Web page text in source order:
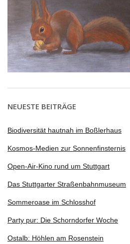
NEUESTE BEITRÄGE
Biodiversität hautnah im Boßlerhaus
Kosmos-Medien zur Sonnenfinsternis
Open-Air-Kino rund um Stuttgart
Das Stuttgarter Straßenbahnmuseum
Sommeroase im Schlosshof
Party pur: Die Schorndorfer Woche
Ostalb: Höhlen am Rosenstein